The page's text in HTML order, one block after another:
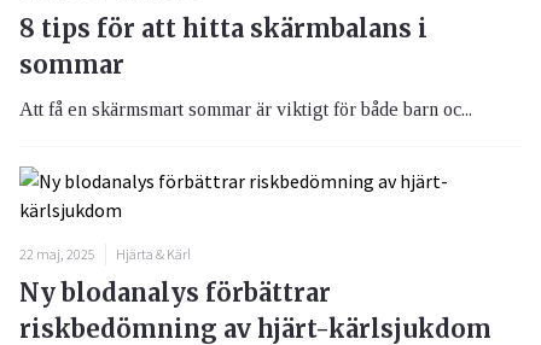
8 tips för att hitta skärmbalans i
sommar
Att få en skärmsmart sommar är viktigt för både barn oc...
22 maj, 2025 Hjärta & Kärl
Ny blodanalys förbättrar
riskbedömning av hjärt-kärlsjukdom